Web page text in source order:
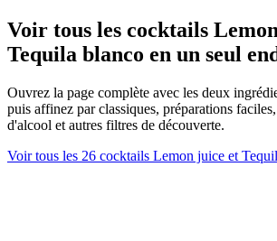
Voir tous les cocktails
Tequila blanco en un seul
Ouvrez la page complète avec les deux
puis affinez par classiques, préparations
d'alcool et autres filtres de découverte.
Voir tous les 26 cocktails Lemon juice et